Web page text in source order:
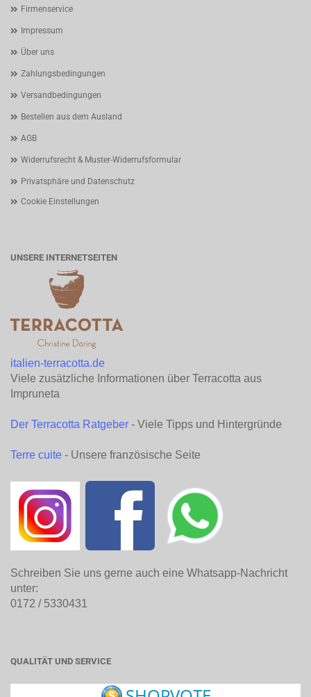
Firmenservice
Impressum
Über uns
Zahlungsbedingungen
Versandbedingungen
Bestellen aus dem Ausland
AGB
Widerrufsrecht & Muster-Widerrufsformular
Privatsphäre und Datenschutz
Cookie Einstellungen
UNSERE INTERNETSEITEN
italien-terracotta.de
Viele zusätzliche Informationen über Terracotta aus
Impruneta
Der Terracotta Ratgeber - Viele Tipps und Hintergründe
Terre cuite - Unsere französische Seite
Schreiben Sie uns gerne auch eine Whatsapp-Nachricht
unter:
0172 / 5330431
QUALITÄT UND SERVICE